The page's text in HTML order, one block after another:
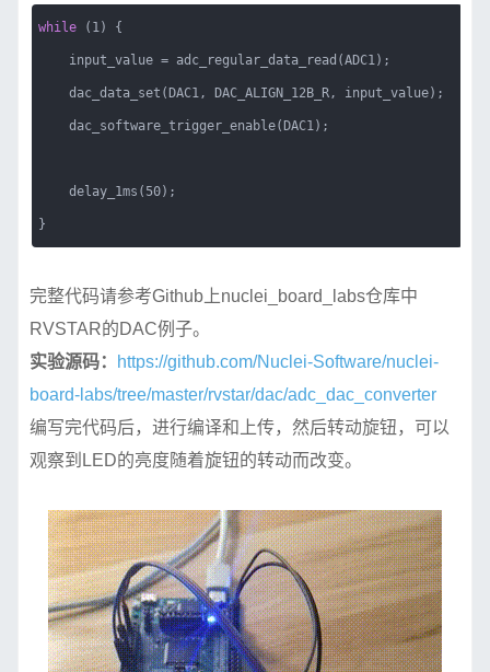
while(1) {
input_value = adc_regular_data_read(ADC1);
dac_data_set(DAC1, DAC_ALIGN_12B_R, input_value);
dac_software_trigger_enable(DAC1);
delay_1ms(50);
}
完整代码请参考Github上nuclei_board_labs仓库中
RVSTAR的DAC例子。
实验源码：
https://github.com/Nuclei-Software/nuclei-
board-labs/tree/master/rvstar/dac/adc_dac_converter
编写完代码后，进行编译和上传，然后转动旋钮，可以
观察到LED的亮度随着旋钮的转动而改变。